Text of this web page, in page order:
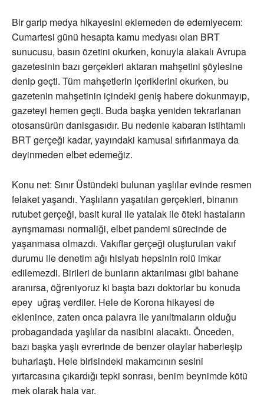
Bir garip medya hikayesini eklemeden de edemiyecem:
Cumartesi günü hesapta kamu medyası olan BRT
sunucusu, basın özetini okurken, konuyla alakalı Avrupa
gazetesinin bazı gerçekleri aktaran mahşetini şöylesine
denip geçti. Tüm mahşetlerin içeriklerini okurken, bu
gazetenin mahşetinin içindeki geniş habere dokunmayıp,
gazeteyi hemen geçti. Buda başka yeniden tekrarlanan
otosansürün danisgasıdır. Bu nedenle kabaran istihtamlı
BRT gerçeği kadar, yayındaki kamusal sıfırlanmaya da
deyinmeden elbet edemeğiz.
Konu net: Sınır Üstündeki bulunan yaşlılar evinde resmen
felaket yaşandı. Yaşlıların yaşatılan gerçekleri, binanın
rutubet gerçeği, basit kural ile yatalak ile öteki hastaların
ayrışmaması normaliği, elbet pandemi sürecinde de
yaşanmasa olmazdı. Vakıflar gerçeği oluşturulan vakıf
durumu ile denetim ağı hisiyatı hepsinin rolü imkar
edilemezdi. Birileri de bunların aktarılması gibi bahane
aranırsa, öğreniyoruz ki başta bazı doktorlar bu konuda
epey uğraş verdiler. Hele de Korona hikayesi de
eklenince, zaten onca palavra ile yanıltmaların olduğu
probagandada yaşlılar da nasibini alacaktı. Önceden,
bazı başka yaşlı evrerinde de benzer olaylar haberleşip
buharlaştı. Hele birisindeki makamcının sesini
yırtarcasına çıkardığı tepki sonrası, benim beynimde kötü
rnek olarak hala var.